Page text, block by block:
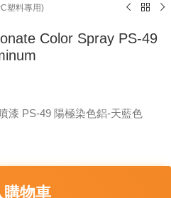
塑料專用)
Color Spray PS-49
漆 PS-49 陽極染色鋁-天藍色
購物車